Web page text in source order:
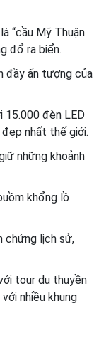
“cầu Mỹ Thuận
đổ ra biển.
đầy ấn tượng của
15.000 đèn LED
nhất thế giới.
những khoảnh
khổng lồ
chứng lịch sử,
tour du thuyền
nhiều khung